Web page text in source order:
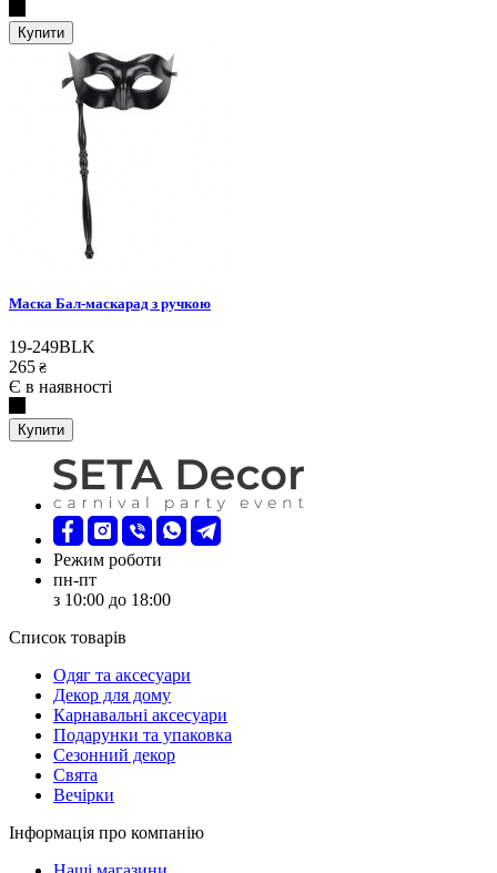
Купити
Маска Бал-маскарад з ручкою
19-249BLK
265 ₴
Є в наявності
Купити
Режим роботи
пн-пт
з 10:00 до 18:00
Список товарів
Oдяг та аксесуари
Декор для дому
Карнавальні аксесуари
Подарунки та упаковка
Сезонний декор
Свята
Вечірки
Інформація про компанію